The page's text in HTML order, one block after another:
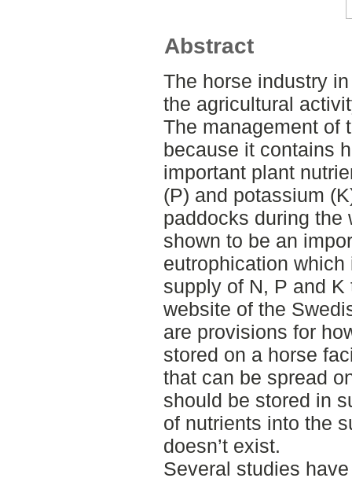
Abstract
The horse industry
the agricultural
The management of
because it contains
important plant
(P) and potassium
paddocks during the
shown to be an
eutrophication
supply of N, P and
website of the
are provisions for
stored on a horse
that can be spread
should be stored in
of nutrients into the
doesn’t exist.
Several studies